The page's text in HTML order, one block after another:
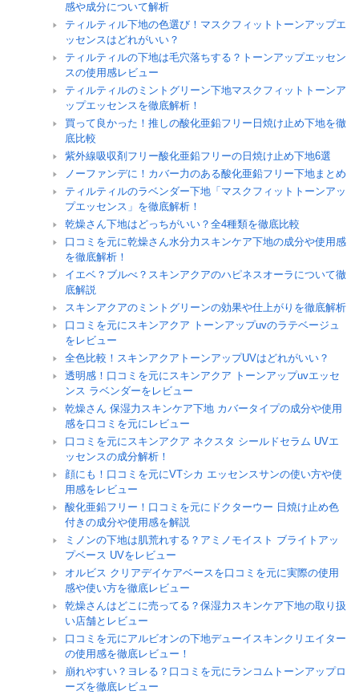
感や成分について解析
ティルティル下地の色選び！マスクフィットトーンアップエ
ッセンスはどれがいい？
ティルティルの下地は毛穴落ちする？トーンアップエッセン
スの使用感レビュー
ティルティルのミントグリーン下地マスクフィットトーンア
ップエッセンスを徹底解析！
買って良かった！推しの酸化亜鉛フリー日焼け止め下地を徹
底比較
紫外線吸収剤フリー酸化亜鉛フリーの日焼け止め下地6選
ノーファンデに！カバー力のある酸化亜鉛フリー下地まとめ
ティルティルのラベンダー下地「マスクフィットトーンアッ
プエッセンス」を徹底解析！
乾燥さん下地はどっちがいい？全4種類を徹底比較
口コミを元に乾燥さん水分力スキンケア下地の成分や使用感
を徹底解析！
イエベ？ブルべ？スキンアクアのハピネスオーラについて徹
底解説
スキンアクアのミントグリーンの効果や仕上がりを徹底解析
口コミを元にスキンアクア トーンアップuvのラテベージュ
をレビュー
全色比較！スキンアクアトーンアップUVはどれがいい？
透明感！口コミを元にスキンアクア トーンアップuvエッセ
ンス ラベンダーをレビュー
乾燥さん 保湿力スキンケア下地 カバータイプの成分や使用
感を口コミを元にレビュー
口コミを元にスキンアクア ネクスタ シールドセラム UVエ
ッセンスの成分解析！
顔にも！口コミを元にVTシカ エッセンスサンの使い方や使
用感をレビュー
酸化亜鉛フリー！口コミを元にドクターウー 日焼け止め色
付きの成分や使用感を解説
ミノンの下地は肌荒れする？アミノモイスト ブライトアッ
プベース UVをレビュー
オルビス クリアデイケアベースを口コミを元に実際の使用
感や使い方を徹底レビュー
乾燥さんはどこに売ってる？保湿力スキンケア下地の取り扱
い店舗とレビュー
口コミを元にアルビオンの下地デューイスキンクリエイター
の使用感を徹底レビュー！
崩れやすい？ヨレる？口コミを元にランコムトーンアップロ
ーズを徹底レビュー